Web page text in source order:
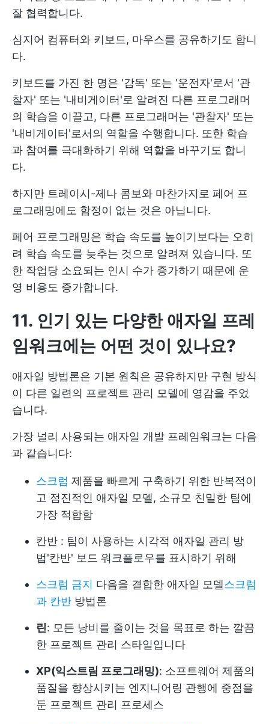
잘 협력합니다.
심지어 컴퓨터와 키보드, 마우스를 공유하기도 합니
다.
키보드를 가진 한 명은 '감독' 또는 '운전자'로서 '관
찰자' 또는 '내비게이터'로 알려진 다른 프로그래머
의 학습을 이끌고, 다른 프로그래머는 '관찰자' 또는
'내비게이터'로서의 역할을 수행합니다. 또한 학습
과 참여를 극대화하기 위해 역할을 바꾸기도 합니
다.
하지만 트레이시-제나 콤보와 마찬가지로 페어 프
로그래밍에도 함정이 없는 것은 아닙니다.
페어 프로그래밍은 학습 속도를 높이기보다는 오히
려 학습 속도를 늦추는 것으로 알려져 있습니다. 또
한 작업당 소요되는 인시 수가 증가하기 때문에 운
영 비용도 증가합니다.
11. 인기 있는 다양한 애자일 프레
임워크에는 어떤 것이 있나요?
애자일 방법론은 기본 원칙은 공유하지만 구현 방식
이 다른 일련의 프로젝트 관리 모델에 영감을 주었
습니다.
가장 널리 사용되는 애자일 개발 프레임워크는 다음
과 같습니다:
스크럼 제품을 빠르게 구축하기 위한 반복적이
고 점진적인 애자일 모델, 소규모 친밀한 팀에
가장 적합함
칸반 : 팀이 사용하는 시각적 애자일 관리 방
법'칸반' 보드 워크플로우를 표시하기 위해
스크럼 금지 다음을 결합한 애자일 모델스크럼
과 칸반 방법론
린: 모든 낭비를 줄이는 것을 목표로 하는 깔끔
한 프로젝트 관리 스타일입니다
XP(익스트림 프로그래밍): 소프트웨어 제품의
품질을 향상시키는 엔지니어링 관행에 중점을
둔 프로젝트 관리 프로세스